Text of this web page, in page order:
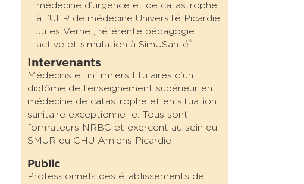
médecine d’urgence et de catastrophe
à l’UFR de médecine Université Picardie
Jules Verne ; référente pédagogie
active et simulation à SimUSanté®.
Intervenants
Médecins et infirmiers titulaires d’un
diplôme de l’enseignement supérieur en
médecine de catastrophe et en situation
sanitaire exceptionnelle. Tous sont
formateurs NRBC et exercent au sein du
SMUR du CHU Amiens Picardie
Public
Professionnels des établissements de